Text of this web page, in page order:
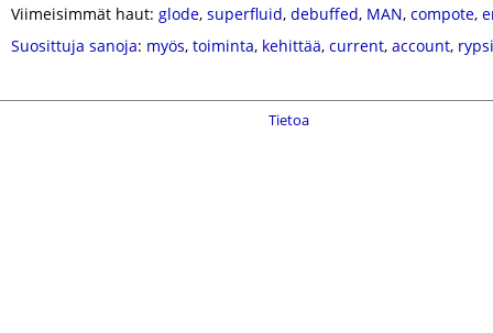
Viimeisimmät haut: glode, superfluid, debuffed, MAN, compote,
Suosittuja sanoja: myös, toiminta, kehittää, current, account,
Tietoa